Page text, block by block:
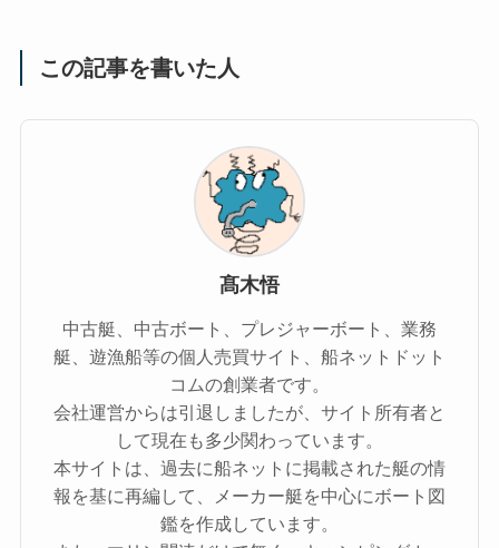
この記事を書いた人
髙木悟
中古艇、中古ボート、プレジャーボート、業務
艇、遊漁船等の個人売買サイト、船ネットドット
コムの創業者です。
会社運営からは引退しましたが、サイト所有者と
して現在も多少関わっています。
本サイトは、過去に船ネットに掲載された艇の情
報を基に再編して、メーカー艇を中心にボート図
鑑を作成しています。